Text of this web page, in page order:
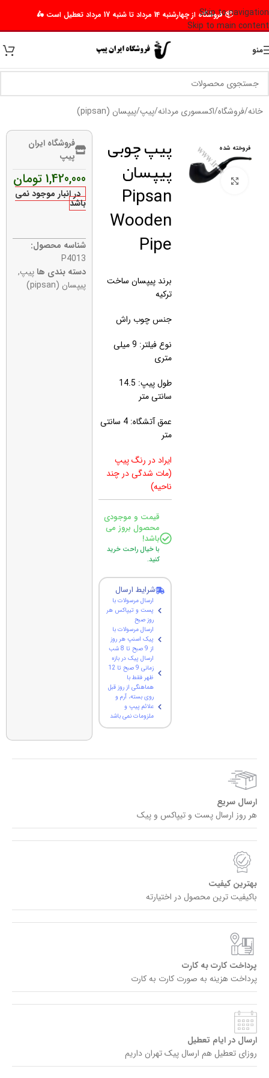
Skip to navigation
Skip to main content
📦 فروشگاه از چهارشنبه 14 مرداد تا شنبه 17 مرداد تعطیل است 🛵
منو
خانه/فروشگاه/اکسسوری مردانه/پیپ/پیپسان (pipsan)
فروخته شده
برای بزرگنمایی کلیک کنید
پیپ چوبی
پیپسان
Pipsan
Wooden
Pipe
برند پیپسان ساخت
ترکیه
جنس چوب راش
نوع فیلتر: 9 میلی
متری
طول پیپ: 14.5
سانتی متر
عمق آتشگاه: 4 سانتی
متر
ایراد در رنگ پیپ
(مات شدگی در چند
ناحیه)
قیمت و موجودی
محصول بروز می
باشد!
با خیال راحت خرید
کنید.
شرایط ارسال
ارسال مرسولات با
پست و تیپاکس هر
روز صبح
ارسال مرسولات با
پیک اسنپ هر روز
از 9 صبح تا 8 شب
ارسال پیک در بازه
زمانی 9 صبح تا 12
ظهر فقط با
هماهنگی از روز قبل
روی بسته، آرم و
علائم پیپ و
ملزومات نمی باشد
فروشگاه ایران
پیپ
1,420,000 تومان
در انبار موجود نمی
باشد
شناسه محصول:
P4013
دسته بندی ها پیپ,
پیپسان (pipsan)
ارسال سریع
هر روز ارسال پست و تیپاکس و پیک
بهترین کیفیت
باکیفیت ترین محصول در اختیارته
پرداخت کارت به کارت
پرداخت هزینه به صورت کارت به کارت
ارسال در ایام تعطیل
روزای تعطیل هم ارسال پیک تهران داریم